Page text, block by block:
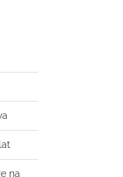
na